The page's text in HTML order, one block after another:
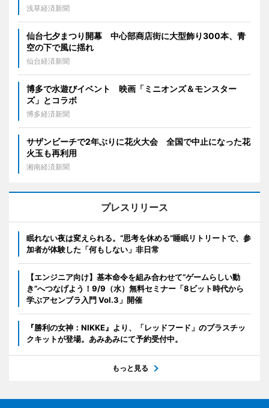
浅草経済新聞
仙台七夕まつり開幕 中心部商店街に大型飾り300本、青
空の下で風に揺れ
仙台経済新聞
博多で水遊びイベント 映画「ミニオンズ＆モンスター
ズ」とコラボ
博多経済新聞
サザンビーチで2年ぶりに花火大会 全国で中止になった花
火玉も再利用
湘南経済新聞
プレスリリース
眠れない夜は変えられる。“思考を休める”睡眠リトリートで、参
加者が体験した「何もしない」非日常
【エンジニア向け】基本命令を組み合わせて“ゲームらしい動
き”へつなげよう！9/9（水）無料セミナー「8ビット時代から
学ぶアセンブラ入門 Vol.3」開催
『勝利の女神：NIKKE』より、「レッドフード」のプラスチッ
クキットが登場。あみあみにて予約受付中。
もっと見る